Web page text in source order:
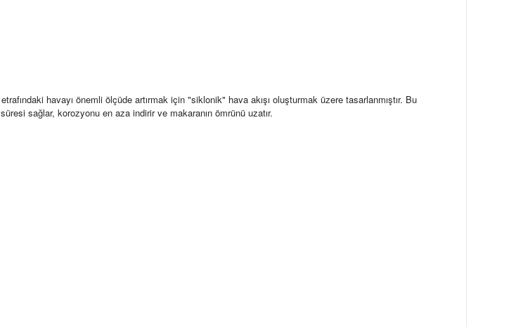
havayı önemli ölçüde artırmak için "siklonik" hava akışı oluşturmak üzere tasarlanmıştır. Bu
sağlar, korozyonu en aza indirir ve makaranın ömrünü uzatır.